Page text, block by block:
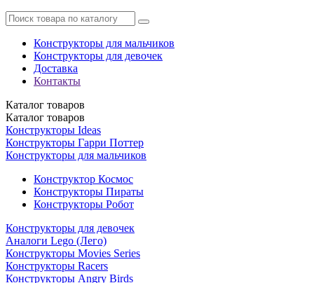
Конструкторы для мальчиков
Конструкторы для девочек
Доставка
Контакты
Каталог товаров
Каталог товаров
Конструкторы Ideas
Конструкторы Гарри Поттер
Конструкторы для мальчиков
Конструктор Космос
Конструкторы Пираты
Конструкторы Робот
Конструкторы для девочек
Аналоги Lego (Лего)
Конструкторы Movies Series
Конструкторы Racers
Конструкторы Angry Birds